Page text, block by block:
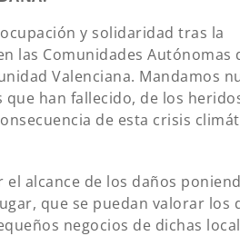
y solidaridad tras la
las Comunidades Autónomas
Valenciana. Mandamos
han fallecido, de los
de esta crisis
alcance de los daños
que se puedan valorar los
negocios de dichas